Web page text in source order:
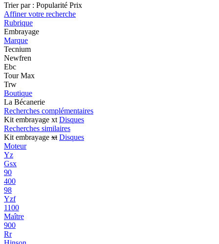
Trier par : Popularité Prix
Affiner votre recherche
Rubrique
Embrayage
Marque
Tecnium
Newfren
Ebc
Tour Max
Trw
Boutique
La Bécanerie
Recherches complémentaires
Kit embrayage xt Disques
Recherches similaires
Kit embrayage xt Disques
Moteur
Yz
Gsx
90
400
98
Yzf
1100
Maître
900
Rr